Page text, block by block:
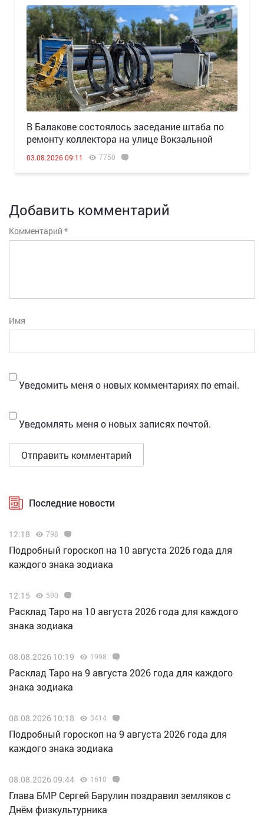
В Балакове состоялось заседание штаба по
ремонту коллектора на улице Вокзальной
03.08.2026 09:11 7750
Добавить комментарий
Комментарий *
Имя
Уведомить меня о новых комментариях по email.
Уведомлять меня о новых записях почтой.
Последние новости
12:18 798
Подробный гороскоп на 10 августа 2026 года для
каждого знака зодиака
12:15 590
Расклад Таро на 10 августа 2026 года для каждого
знака зодиака
08.08.2026 10:19 1998
Расклад Таро на 9 августа 2026 года для каждого
знака зодиака
08.08.2026 10:18 3414
Подробный гороскоп на 9 августа 2026 года для
каждого знака зодиака
08.08.2026 09:44 1610
Глава БМР Сергей Барулин поздравил земляков с
Днём физкультурника